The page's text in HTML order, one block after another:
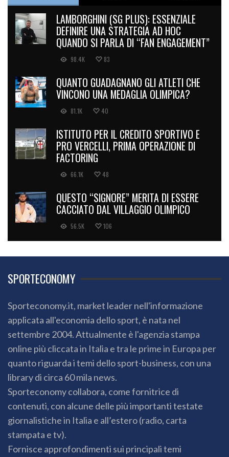
LAMBORGHINI (SG PLUS): ESSENZIALE
DEFINIRE UNA STRATEGIA AD HOC
QUANDO SI PARLA DI “FAN ENGAGEMENT”
98.4K 83
QUANTO GUADAGNANO GLI ATLETI CHE
VINCONO UNA MEDAGLIA OLIMPICA?
81.1K 40
ISTITUTO PER IL CREDITO SPORTIVO E
PRO VERCELLI, PRIMA OPERAZIONE DI
FACTORING
66.1K 48
QUESTO “SIGNORE” MERITA DI ESSERE
CACCIATO DAL VILLAGGIO OLIMPICO
56.5K 106
SPORTECONOMY
Sporteconomy.it, market leader nell'informazione
applicata all'economia dello sport, è nata nel
settembre 2004. Attualmente è l'agenzia stampa
online più cliccata in Italia e tra le prime in Europa per
quanto riguarda i temi dello sport-business, con una
library di circa 60 mila news.
Sporteconomy collabora, come fornitrice di
contenuti, con alcune delle più importanti testate
giornalistiche in Italia e all’estero (radio, carta
stampata e tv).
Fornisce approfondimenti sui principali temi